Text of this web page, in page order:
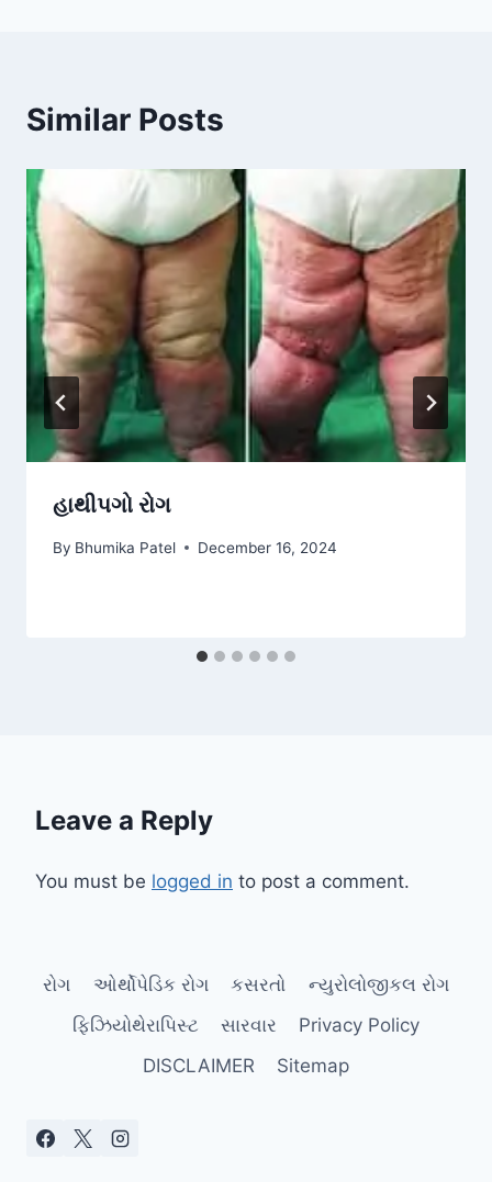
Similar Posts
હાથીપગો રોગ
By Bhumika Patel December 16, 2024
Leave a Reply
You must be logged in to post a comment.
રોગ ઓર્થોપેડિક રોગ કસરતો
ન્યુરોલોજીકલ રોગ
ફિઝિયોથેરાપિસ્ટ
સારવાર
Privacy Policy
DISCLAIMER
Sitemap